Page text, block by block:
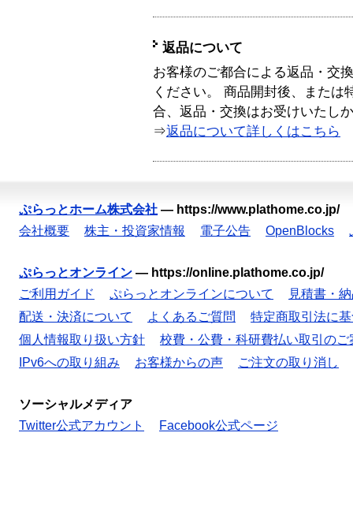
返品について
お客様のご都合による返品・交
ください。 商品開封後、または
合、返品・交換はお受けいたし
⇒返品について詳しくはこちら
ぷらっとホーム株式会社 — https://www.plathome.co.jp/
会社概要
株主・投資家情報 電子公告 OpenBlocks
ぷらっとオンライン — https://online.plathome.co.jp/
ご利用ガイド
ぷらっとオンラインについて
見積書・
配送・決済について
よくあるご質問
特定商取引法に
個人情報取り扱い方針
校費・公費・科研費払い取引のご
IPv6への取り組み
お客様からの声 ご注文の取り消し
ソーシャルメディア
Twitter公式アカウント
Facebook公式ページ